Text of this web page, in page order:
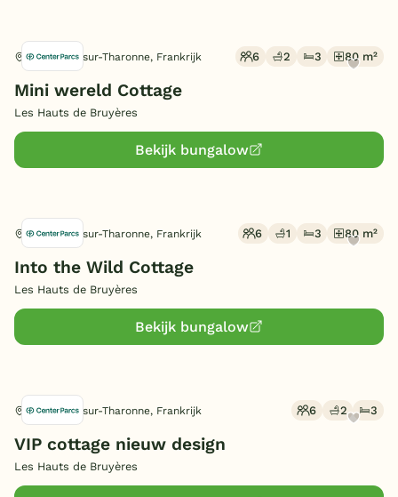
Chaumont-sur-Tharonne, Frankrijk 6 2 3 80 m²
Mini wereld Cottage
Les Hauts de Bruyères
Bekijk bungalow
Chaumont-sur-Tharonne, Frankrijk 6 1 3 80 m²
Into the Wild Cottage
Les Hauts de Bruyères
Bekijk bungalow
Chaumont-sur-Tharonne, Frankrijk 6 2 3
VIP cottage nieuw design
Les Hauts de Bruyères